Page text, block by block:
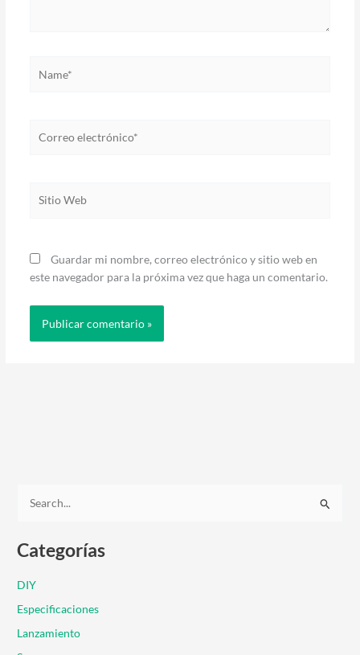
electrónico*
Web
Guardar mi nombre, correo electrónico y sitio web en
este navegador para la próxima vez que haga un comentario.
s
a
r
p
Categorías
DIY
Especificaciones
Lanzamiento